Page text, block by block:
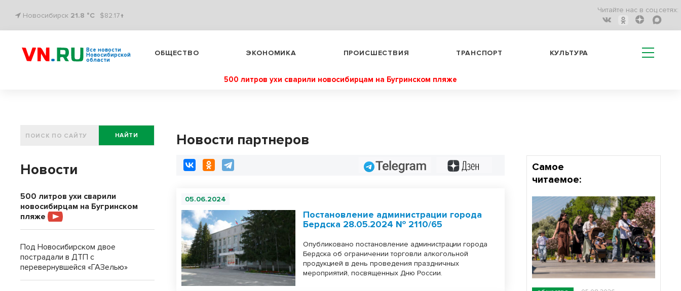
Новосибирск 21.8 °C $82.17↑
Читайте нас в соц.сетях:
Все новости
Новосибирской
области
ОБЩЕСТВО ЭКОНОМИКА ПРОИСШЕСТВИЯ ТРАНСПОРТ КУЛЬТУРА
500 литров ухи сварили новосибирцам на Бугринском пляже
Новости партнеров
Telegram
05.06.2024
Постановление администрации города
Бердска 28.05.2024 № 2110/65
Опубликовано постановление администрации города
Бердска об ограничении торговли алкогольной
продукцией в день проведения праздничных
мероприятий, посвященных Дню России.
НАЙТИ
Новости
500 литров ухи сварили
новосибирцам на Бугринском
пляже
Под Новосибирском двое
пострадали в ДТП с
перевернувшейся «ГАЗелью»
Самое
читаемое: